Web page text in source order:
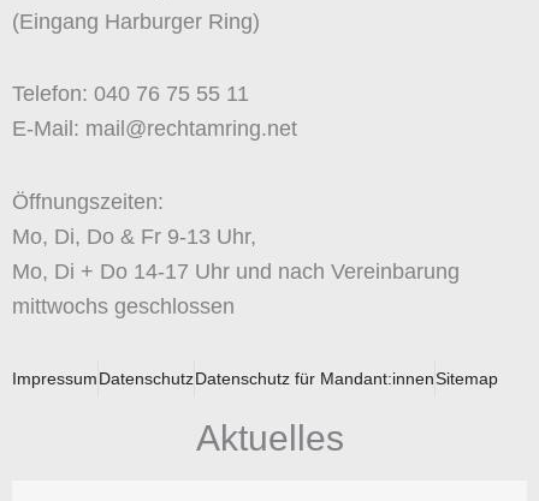
(Eingang Harburger Ring)
Telefon: 040 76 75 55 11
E-Mail: mail@rechtamring.net
Öffnungszeiten:
Mo, Di, Do & Fr 9-13 Uhr,
Mo, Di + Do 14-17 Uhr und nach Vereinbarung
mittwochs geschlossen
ImpressumDatenschutzDatenschutz für Mandant:innenSitemap
Aktuelles